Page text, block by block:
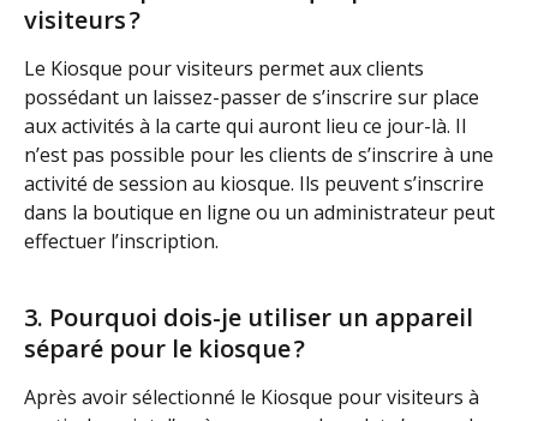
visiteurs ?
Le Kiosque pour visiteurs permet aux clients
possédant un laissez-passer de s’inscrire sur place
aux activités à la carte qui auront lieu ce jour-là. Il
n’est pas possible pour les clients de s’inscrire à une
activité de session au kiosque. Ils peuvent s’inscrire
dans la boutique en ligne ou un administrateur peut
effectuer l’inscription.
3. Pourquoi dois-je utiliser un appareil
séparé pour le kiosque ?
Après avoir sélectionné le Kiosque pour visiteurs à